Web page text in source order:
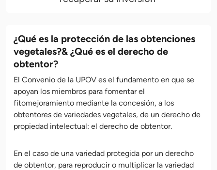
¿Qué es la protección de las obtenciones
vegetales?& ¿Qué es el derecho de
obtentor?
El Convenio de la UPOV es el fundamento en que se
apoyan los miembros para fomentar el
fitomejoramiento mediante la concesión, a los
obtentores de variedades vegetales, de un derecho de
propiedad intelectual: el derecho de obtentor.
En el caso de una variedad protegida por un derecho
de obtentor, para reproducir o multiplicar la variedad